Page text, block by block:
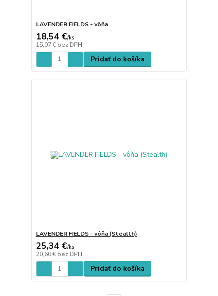
LAVENDER FIELDS - vôňa
18,54 €/ks
15,07 € bez DPH
Pridať do košíka
LAVENDER FIELDS - vôňa (Stealth)
25,34 €/ks
20,60 € bez DPH
Pridať do košíka